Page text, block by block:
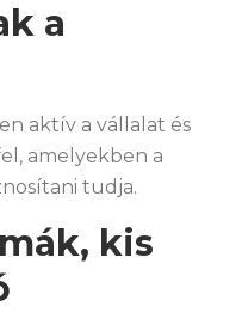
a
aktív a vállalat és
amelyekben a
tudja.
kis